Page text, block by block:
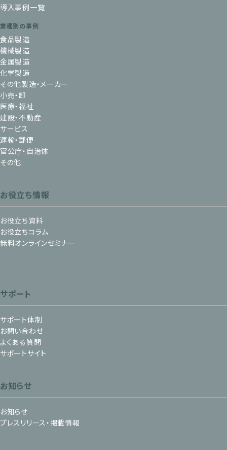
導入事例一覧
業種別の事例
食品製造
機械製造
金属製造
化学製造
その他製造・メーカー
小売・卸
医療・福祉
建設・不動産
サービス
運輸・郵便
官公庁・自治体
その他
お役立ち情報
お役立ち資料
お役立ちコラム
無料オンラインセミナー
サポート
サポート体制
お問い合わせ
よくある質問
サポートサイト
お知らせ
お知らせ
プレスリリース・掲載情報